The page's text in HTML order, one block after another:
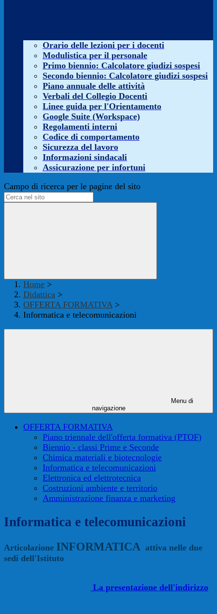
Orario delle lezioni per i docenti
Modulistica per il personale
Primo biennio: Calcolatore giudizi sospesi
Secondo biennio: Calcolatore giudizi sospesi
Piano annuale delle attività
Verbali del Collegio Docenti
Linee guida per l'Orientamento
Google Suite (Workspace)
Regolamenti interni
Codice di comportamento
Sicurezza del lavoro
Informazioni sindacali
Assicurazione per infortuni
Campo di ricerca per le pagine del sito
Home >
Didattica >
OFFERTA FORMATIVA >
Informatica e telecomunicazioni
Menu di
navigazione
OFFERTA FORMATIVA
Piano triennale dell'offerta formativa (PTOF)
Biennio - classi Prime e Seconde
Chimica materiali e biotecnologie
Informatica e telecomunicazioni
Elettronica ed elettrotecnica
Costruzioni ambiente e territorio
Amministrazione finanza e marketing
Informatica e telecomunicazioni
Articolazione INFORMATICA attiva nelle due
sedi dell'Istituto
La presentazione dell'indirizzo